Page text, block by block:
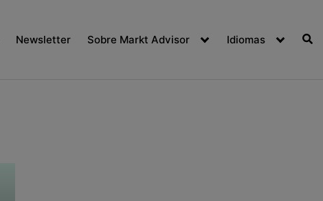
Newsletter Sobre Markt Advisor Idiomas